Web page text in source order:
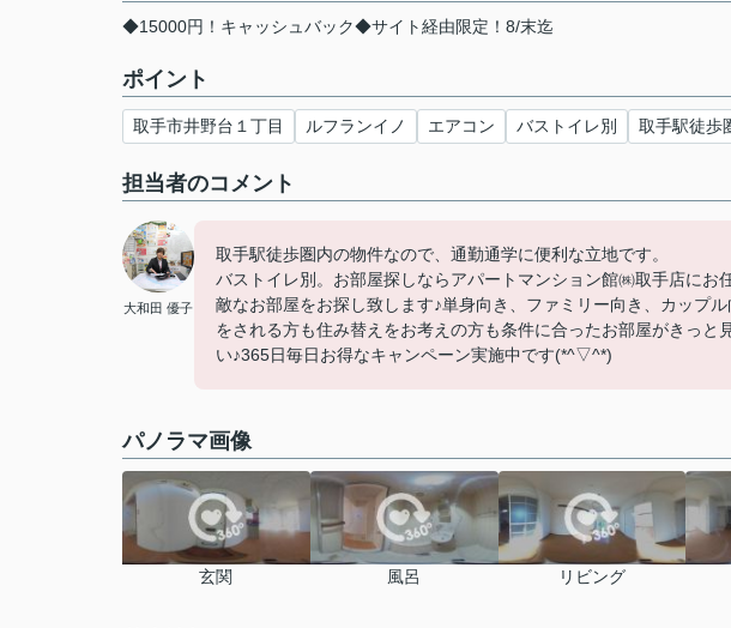
◆15000円！キャッシュバック◆サイト経由限定！8/末迄
ポイント
取手市井野台１丁目 ルフランイノ エアコン バストイレ別 取手駅徒歩
担当者のコメント
大和田 優子
取手駅徒歩圏内の物件なので、通勤通学に便利な立地です。
バストイレ別。お部屋探しならアパートマンション館㈱取手店に
敵なお部屋をお探し致します♪単身向き、ファミリー向き、カップ
をされる方も住み替えをお考えの方も条件に合ったお部屋がきっ
い♪365日毎日お得なキャンペーン実施中です(*^▽^*)
パノラマ画像
玄関 風呂 リビング